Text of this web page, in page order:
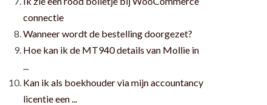
connectie
Wanneer wordt de bestelling doorgezet?
Hoe kan ik de MT940 details van Mollie in
...
Kan ik als boekhouder via mijn accountancy
licentie een ...